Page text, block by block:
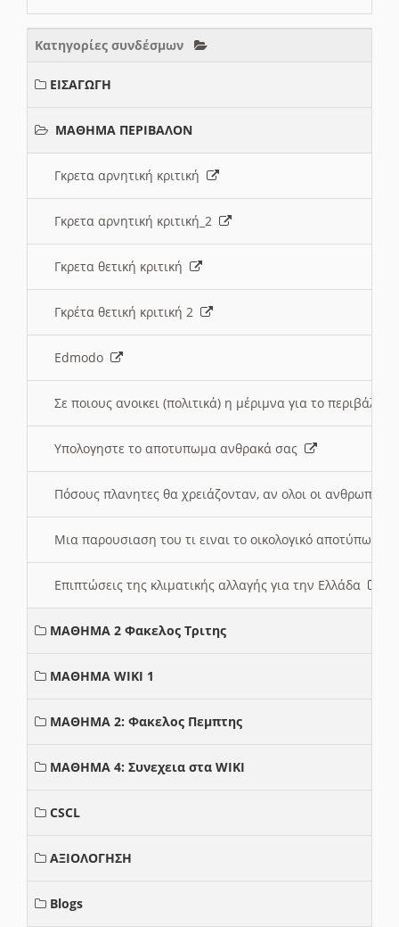
Κατηγορίες συνδέσμων
ΕΙΣΑΓΩΓΗ
ΜΑΘΗΜΑ ΠΕΡΙΒΑΛΟΝ
Γκρετα αρνητική κριτική
Γκρετα αρνητική κριτική_2
Γκρετα θετική κριτική
Γκρέτα θετική κριτική 2
Edmodo
Σε ποιους ανοικει (πολιτικά) η μέριμνα για το
Υπολογηστε το αποτυπωμα ανθρακά σας
Πόσους πλανητες θα χρειάζονταν, αν ολοι οι ανθρωποι
Μια παρουσιαση του τι ειναι το οικολογικό αποτύπωμα
Επιπτώσεις της κλιματικής αλλαγής για την Ελλάδα
ΜΑΘΗΜΑ 2 Φακελος Τριτης
ΜΑΘΗΜΑ WIKI 1
ΜΑΘΗΜΑ 2: Φακελος Πεμπτης
ΜΑΘΗΜΑ 4: Συνεχεια στα WIKI
CSCL
ΑΞΙΟΛΟΓΗΣΗ
Blogs